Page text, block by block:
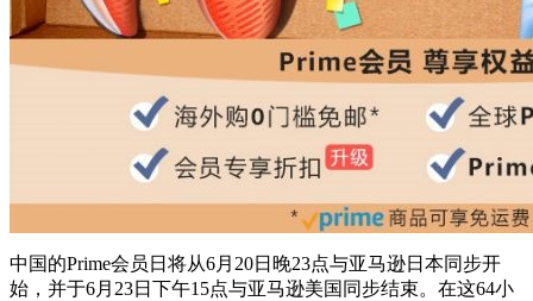
中国的Prime会员日将从6月20日晚23点与亚马逊日本同步开
始，并于6月23日下午15点与亚马逊美国同步结束。在这64小